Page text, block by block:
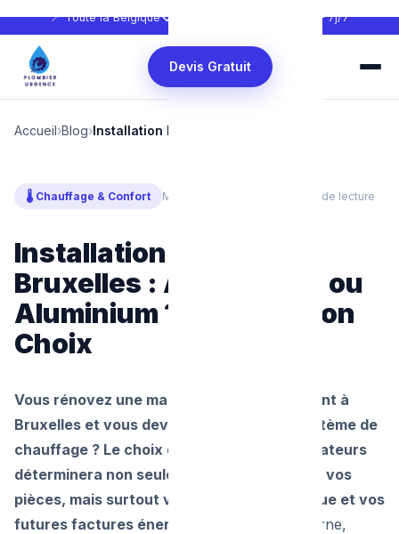
📍 Toute la Belgique📞 🕐 24h/24 — 7j/7
Devis Gratuit
Accueil›Blog›Installation Radiateurs Bruxelles
🌡️ Chauffage & Confort Mis à jour : juillet 2026 ⏱ 6 min de lecture
Installation Radiateurs
Bruxelles : Acier, Fonte ou
Aluminium ? Faites le Bon
Choix
Vous rénovez une maison ou un appartement à
Bruxelles et vous devez changer votre système de
chauffage ? Le choix de vos nouveaux radiateurs
déterminera non seulement l'esthétique de vos
pièces, mais surtout votre confort thermique et vos
futures factures énergétiques.
Acier moderne,